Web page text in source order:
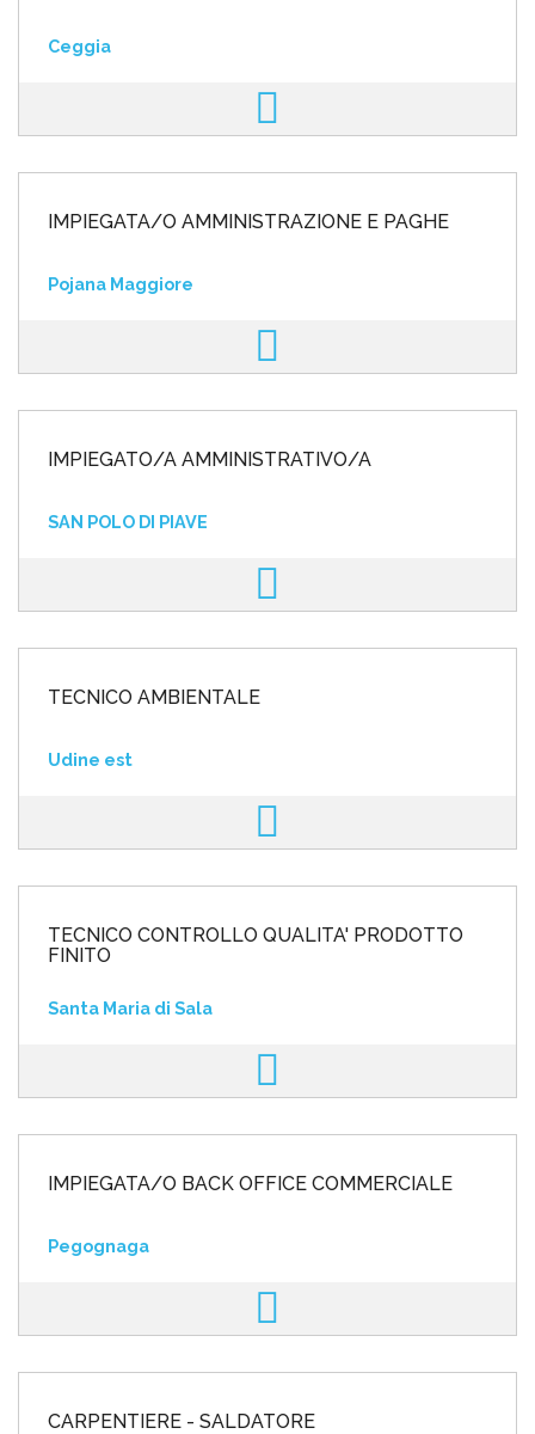
Ceggia
IMPIEGATA/O AMMINISTRAZIONE E PAGHE
Pojana Maggiore
IMPIEGATO/A AMMINISTRATIVO/A
SAN POLO DI PIAVE
TECNICO AMBIENTALE
Udine est
TECNICO CONTROLLO QUALITA' PRODOTTO
FINITO
Santa Maria di Sala
IMPIEGATA/O BACK OFFICE COMMERCIALE
Pegognaga
CARPENTIERE - SALDATORE